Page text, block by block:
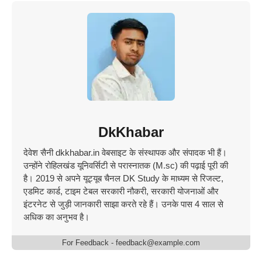
DkKhabar
देवेश सैनी dkkhabar.in वेबसाइट के संस्थापक और संपादक भी हैं।
उन्होंने रोहिलखंड यूनिवर्सिटी से परास्नातक (M.sc) की पढ़ाई पूरी की
है। 2019 से अपने यूट्यूब चैनल DK Study के माध्यम से रिजल्ट,
एडमिट कार्ड, टाइम टेबल सरकारी नौकरी, सरकारी योजनाओं और
इंटरनेट से जुड़ी जानकारी साझा करते रहे हैं। उनके पास 4 साल से
अधिक का अनुभव है।
For Feedback - feedback@example.com